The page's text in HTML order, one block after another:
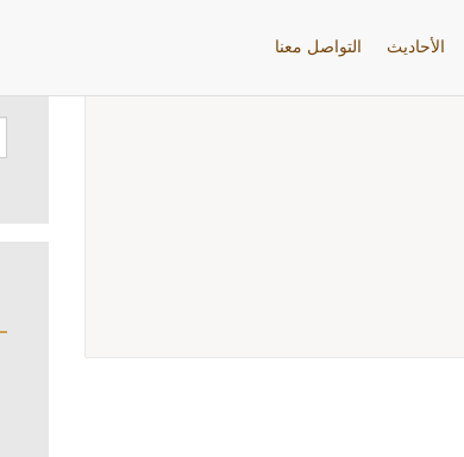
الأحادیث التواصل معنا